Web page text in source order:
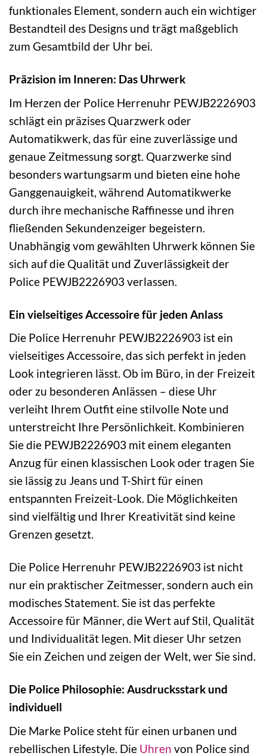
funktionales Element, sondern auch ein wichtiger
Bestandteil des Designs und trägt maßgeblich
zum Gesamtbild der Uhr bei.
Präzision im Inneren: Das Uhrwerk
Im Herzen der Police Herrenuhr PEWJB2226903
schlägt ein präzises Quarzwerk oder
Automatikwerk, das für eine zuverlässige und
genaue Zeitmessung sorgt. Quarzwerke sind
besonders wartungsarm und bieten eine hohe
Ganggenauigkeit, während Automatikwerke
durch ihre mechanische Raffinesse und ihren
fließenden Sekundenzeiger begeistern.
Unabhängig vom gewählten Uhrwerk können Sie
sich auf die Qualität und Zuverlässigkeit der
Police PEWJB2226903 verlassen.
Ein vielseitiges Accessoire für jeden Anlass
Die Police Herrenuhr PEWJB2226903 ist ein
vielseitiges Accessoire, das sich perfekt in jeden
Look integrieren lässt. Ob im Büro, in der Freizeit
oder zu besonderen Anlässen – diese Uhr
verleiht Ihrem Outfit eine stilvolle Note und
unterstreicht Ihre Persönlichkeit. Kombinieren
Sie die PEWJB2226903 mit einem eleganten
Anzug für einen klassischen Look oder tragen Sie
sie lässig zu Jeans und T-Shirt für einen
entspannten Freizeit-Look. Die Möglichkeiten
sind vielfältig und Ihrer Kreativität sind keine
Grenzen gesetzt.
Die Police Herrenuhr PEWJB2226903 ist nicht
nur ein praktischer Zeitmesser, sondern auch ein
modisches Statement. Sie ist das perfekte
Accessoire für Männer, die Wert auf Stil, Qualität
und Individualität legen. Mit dieser Uhr setzen
Sie ein Zeichen und zeigen der Welt, wer Sie sind.
Die Police Philosophie: Ausdrucksstark und
individuell
Die Marke Police steht für einen urbanen und
rebellischen Lifestyle. Die Uhren von Police sind